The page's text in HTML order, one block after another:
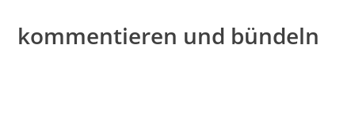
kommentieren und bündeln